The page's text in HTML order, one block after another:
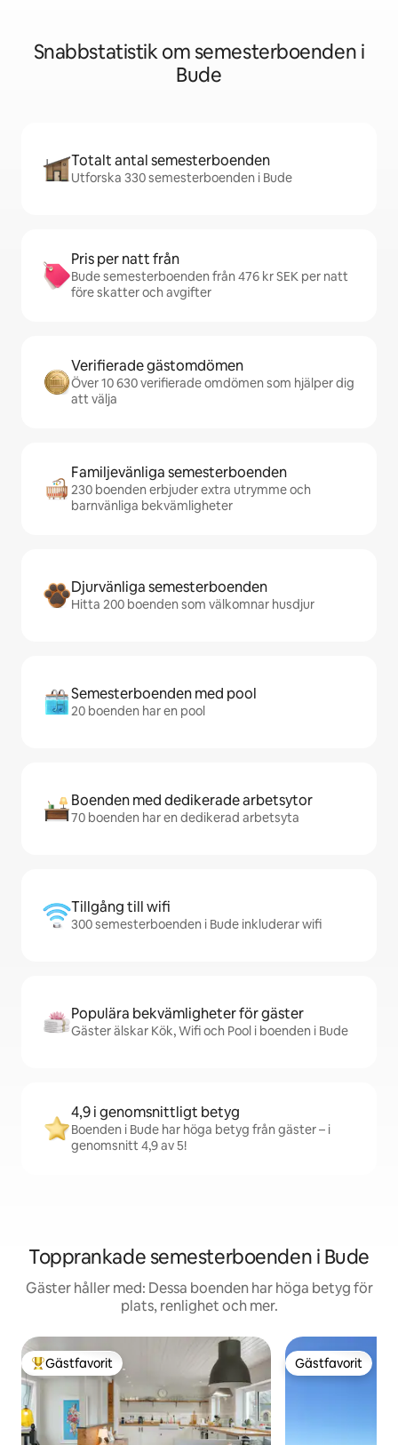
Snabbstatistik om semesterboenden i
Bude
Totalt antal semesterboenden
Utforska 330 semesterboenden i Bude
Pris per natt från
Bude semesterboenden från 476 kr SEK per natt
före skatter och avgifter
Verifierade gästomdömen
Över 10 630 verifierade omdömen som hjälper dig
att välja
Familjevänliga semesterboenden
230 boenden erbjuder extra utrymme och
barnvänliga bekvämligheter
Djurvänliga semesterboenden
Hitta 200 boenden som välkomnar husdjur
Semesterboenden med pool
20 boenden har en pool
Boenden med dedikerade arbetsytor
70 boenden har en dedikerad arbetsyta
Tillgång till wifi
300 semesterboenden i Bude inkluderar wifi
Populära bekvämligheter för gäster
Gäster älskar Kök, Wifi och Pool i boenden i Bude
4,9 i genomsnittligt betyg
Boenden i Bude har höga betyg från gäster – i
genomsnitt 4,9 av 5!
Topprankade semesterboenden i Bude
Gäster håller med: Dessa boenden har höga betyg för
plats, renlighet och mer.
Populär gästfavorit
Gästfavorit Gästfavorit
Gästfavorit